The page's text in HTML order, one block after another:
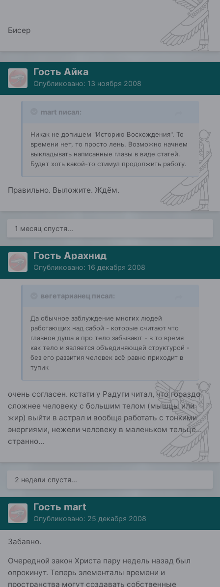
Бисер
Гость Айка
Опубликовано: 13 ноября 2008
mart писал:
Никак не допишем "Историю Восхождения". То
времени нет, то просто лень. Возможно начнем
выкладывать написанные главы в виде статей.
Будет хоть какой-то стимул продолжить работу.
Правильно. Выложите. Ждём.
1 месяц спустя...
Гость Арахнид
Опубликовано: 16 декабря 2008
вегетарианец писал:
Да обычное заблуждение многих людей
работающих над сабой - которые считают что
главное душа а про тело забывают - в то время
как тело и является объединяющей структурой -
без его развития человек всё равно приходит в
тупик
очень согласен. кстати у Радуги читал, что гораздо
сложнее человеку с большим телом (мышцы или
жир) выйти в астрал и вообще работать с тонкими
энергиями, нежели человеку в маленьком тельце...
странно...
2 недели спустя...
Гость mart
Опубликовано: 25 декабря 2008
Забавно.
Очередной закон Христа пару недель назад был
опрокинут. Теперь элементалы времени и
пространства могут создавать собственные